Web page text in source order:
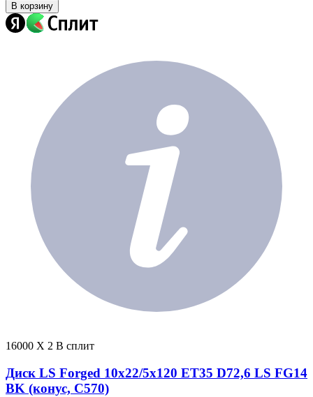
В корзину
16000 X 2 В сплит
Диск LS Forged 10x22/5x120 ET35 D72,6 LS FG14
BK (конус, C570)